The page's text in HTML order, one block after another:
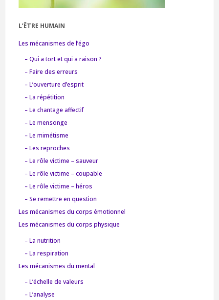
L’ÊTRE HUMAIN
Les mécanismes de l’égo
– Qui a tort et qui a raison ?
– Faire des erreurs
– L’ouverture d’esprit
– La répétition
– Le chantage affectif
– Le mensonge
– Le mimétisme
– Les reproches
– Le rôle victime – sauveur
– Le rôle victime – coupable
– Le rôle victime – héros
– Se remettre en question
Les mécanismes du corps émotionnel
Les mécanismes du corps physique
– La nutrition
– La respiration
Les mécanismes du mental
– L’échelle de valeurs
– L’analyse